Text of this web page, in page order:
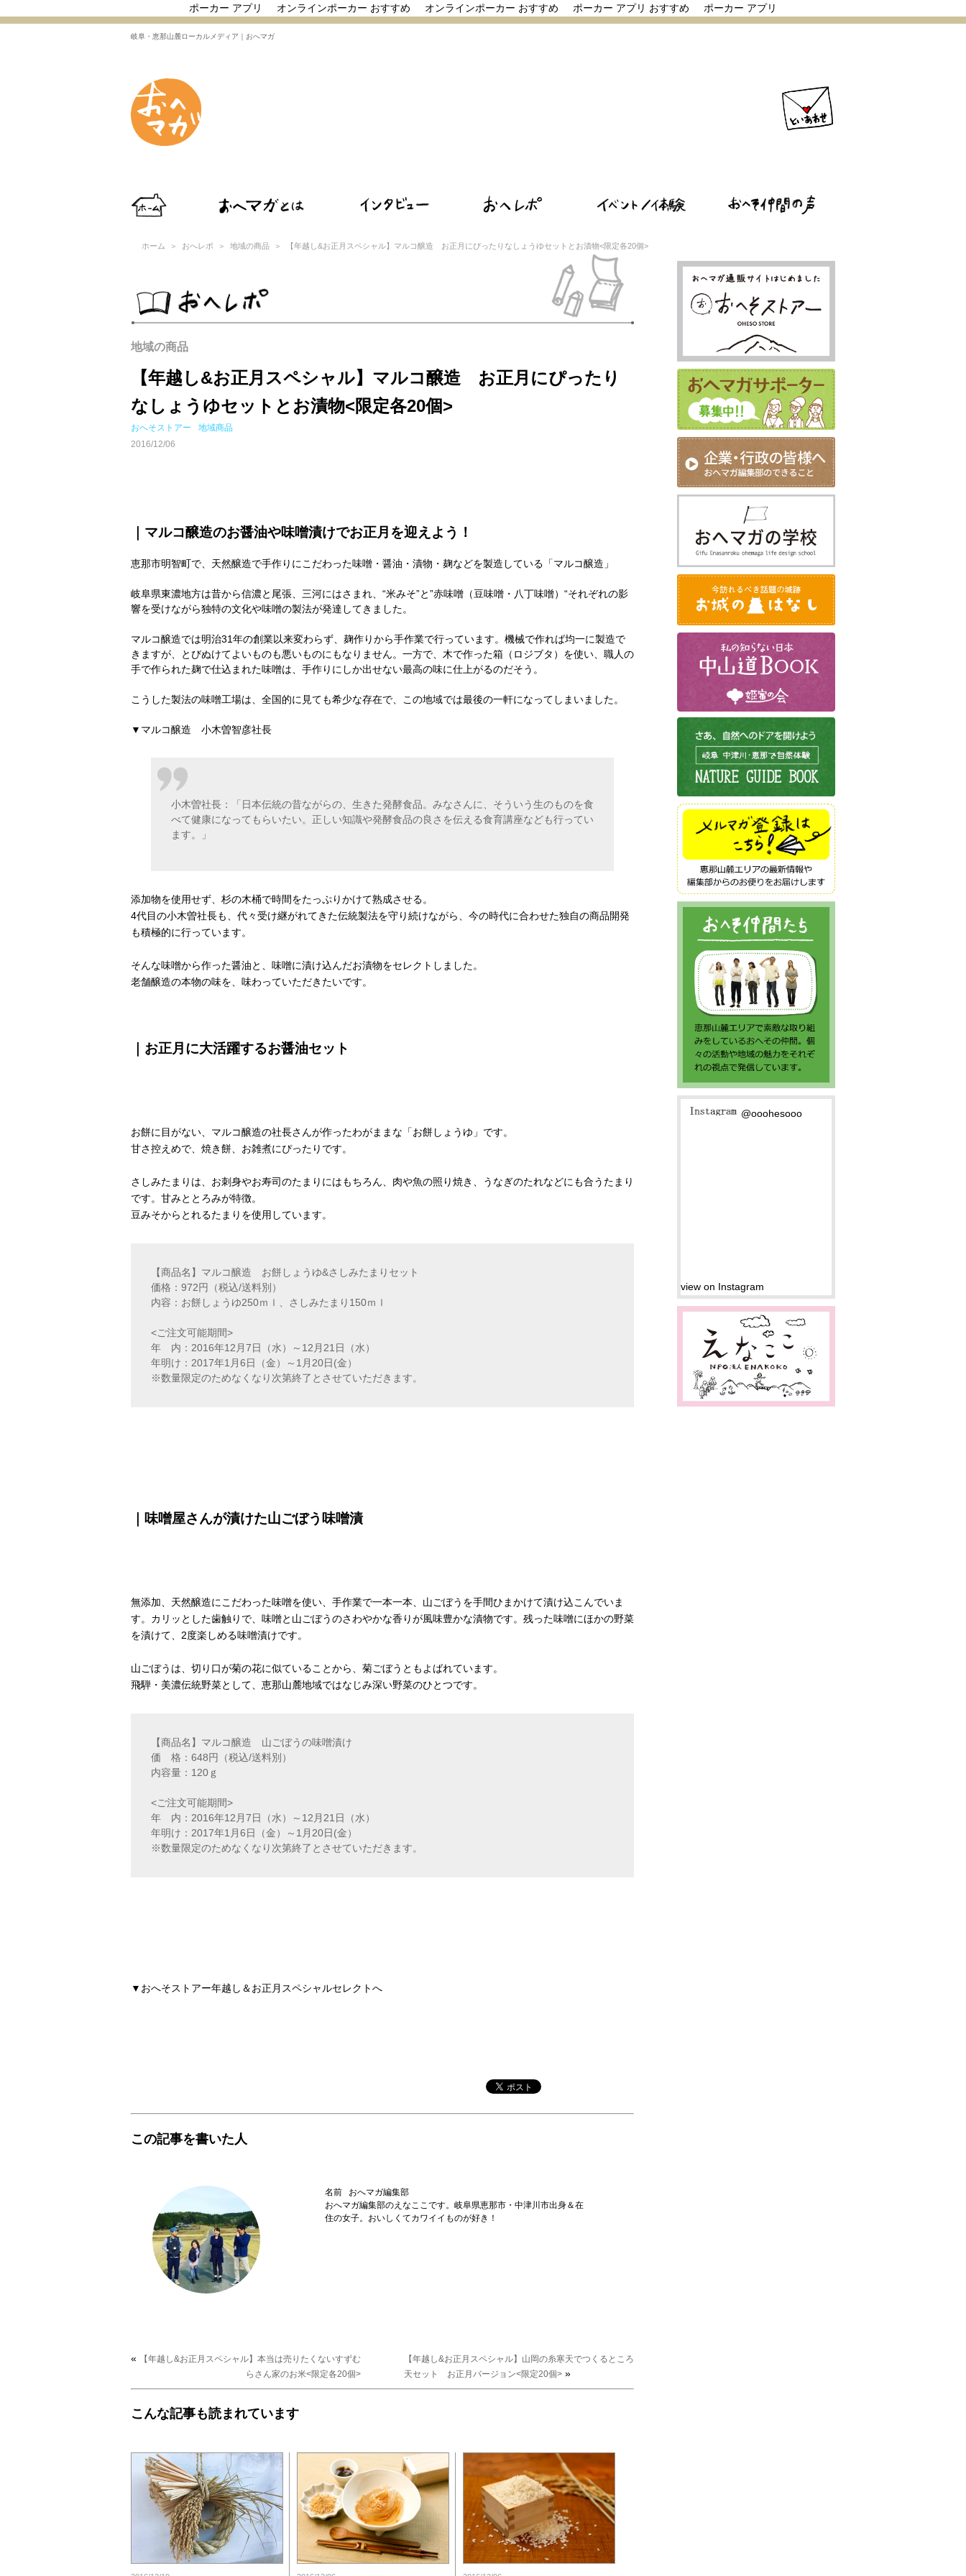
ポーカー アプリ オンラインポーカー おすすめ オンラインポーカー おすすめ ポーカー アプリ おすすめ ポーカー アプリ
岐阜・恵那山麓ローカルメディア｜おへマガ
ホーム ＞ おへレポ ＞ 地域の商品 ＞ 【年越し&お正月スペシャル】マルコ醸造 お正月にぴったりなしょうゆセットとお漬物<限定各20個>
地域の商品
【年越し&お正月スペシャル】マルコ醸造 お正月にぴったり
なしょうゆセットとお漬物<限定各20個>
おへそストアー
地域商品
2016/12/06
｜マルコ醸造のお醤油や味噌漬けでお正月を迎えよう！
恵那市明智町で、天然醸造で手作りにこだわった味噌・醤油・漬物・麹などを製造している「マルコ醸造」
岐阜県東濃地方は昔から信濃と尾張、三河にはさまれ、“米みそ”と”赤味噌（豆味噌・八丁味噌）“それぞれの影
響を受けながら独特の文化や味噌の製法が発達してきました。
マルコ醸造では明治31年の創業以来変わらず、麹作りから手作業で行っています。機械で作れば均一に製造で
きますが、とびぬけてよいものも悪いものにもなりません。一方で、木で作った箱（ロジブタ）を使い、職人の
手で作られた麹で仕込まれた味噌は、手作りにしか出せない最高の味に仕上がるのだそう。
こうした製法の味噌工場は、全国的に見ても希少な存在で、この地域では最後の一軒になってしまいました。
▼マルコ醸造 小木曽智彦社長
小木曽社長：「日本伝統の昔ながらの、生きた発酵食品。みなさんに、そういう生のものを食
べて健康になってもらいたい。正しい知識や発酵食品の良さを伝える食育講座なども行ってい
ます。」
添加物を使用せず、杉の木桶で時間をたっぷりかけて熟成させる。
4代目の小木曽社長も、代々受け継がれてきた伝統製法を守り続けながら、今の時代に合わせた独自の商品開発
も積極的に行っています。
そんな味噌から作った醤油と、味噌に漬け込んだお漬物をセレクトしました。
老舗醸造の本物の味を、味わっていただきたいです。
｜お正月に大活躍するお醤油セット
お餅に目がない、マルコ醸造の社長さんが作ったわがままな「お餅しょうゆ」です。
甘さ控えめで、焼き餅、お雑煮にぴったりです。
さしみたまりは、お刺身やお寿司のたまりにはもちろん、肉や魚の照り焼き、うなぎのたれなどにも合うたまり
です。甘みととろみが特徴。
豆みそからとれるたまりを使用しています。
【商品名】マルコ醸造 お餅しょうゆ&さしみたまりセット
価格：972円（税込/送料別）
内容：お餅しょうゆ250ｍｌ、さしみたまり150ｍｌ
<ご注文可能期間>
年 内：2016年12月7日（水）～12月21日（水）
年明け：2017年1月6日（金）～1月20日(金）
※数量限定のためなくなり次第終了とさせていただきます。
｜味噌屋さんが漬けた山ごぼう味噌漬
無添加、天然醸造にこだわった味噌を使い、手作業で一本一本、山ごぼうを手間ひまかけて漬け込こんでいま
す。カリッとした歯触りで、味噌と山ごぼうのさわやかな香りが風味豊かな漬物です。残った味噌にほかの野菜
を漬けて、2度楽しめる味噌漬けです。
山ごぼうは、切り口が菊の花に似ていることから、菊ごぼうともよばれています。
飛騨・美濃伝統野菜として、恵那山麓地域ではなじみ深い野菜のひとつです。
【商品名】マルコ醸造 山ごぼうの味噌漬け
価 格：648円（税込/送料別）
内容量：120ｇ
<ご注文可能期間>
年 内：2016年12月7日（水）～12月21日（水）
年明け：2017年1月6日（金）～1月20日(金）
※数量限定のためなくなり次第終了とさせていただきます。
▼おへそストアー年越し＆お正月スペシャルセレクトへ
この記事を書いた人
名前 おへマガ編集部
おへマガ編集部のえなここです。岐阜県恵那市・中津川市出身＆在
住の女子。おいしくてカワイイものが好き！
«
【年越し&お正月スペシャル】本当は売りたくないすずむ
らさん家のお米<限定各20個>
【年越し&お正月スペシャル】山岡の糸寒天でつくるところ
天セット お正月バージョン<限定20個> »
こんな記事も読まれています
@ooohesooo
view on Instagram